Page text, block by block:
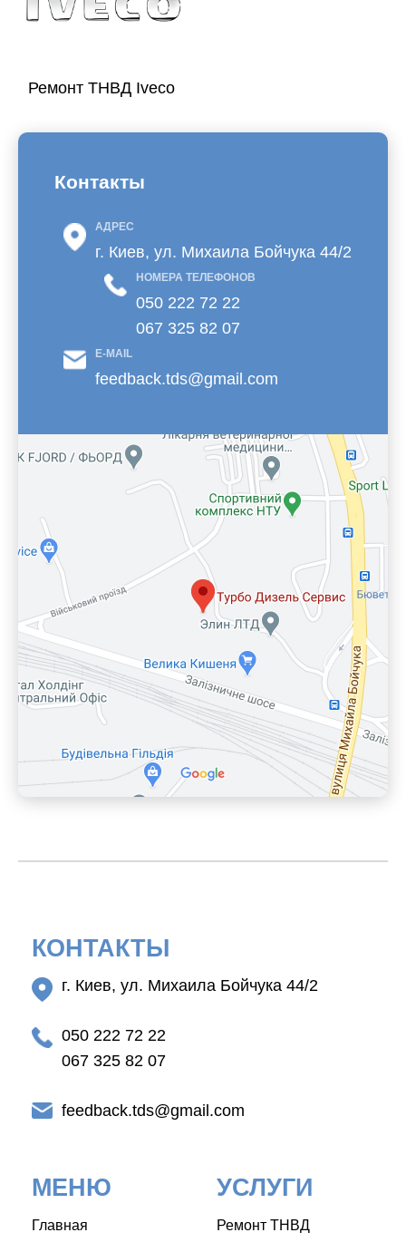
Ремонт ТНВД Iveco
Контакты
АДРЕС
г. Киев, ул. Михаила Бойчука 44/2
НОМЕРА ТЕЛЕФОНОВ
050 222 72 22
067 325 82 07
E-MAIL
feedback.tds@gmail.com
МЕНЮ
Главная
КОНТАКТЫ
г. Киев, ул. Михаила Бойчука 44/2
050 222 72 22
067 325 82 07
feedback.tds@gmail.com
УСЛУГИ
Ремонт ТНВД